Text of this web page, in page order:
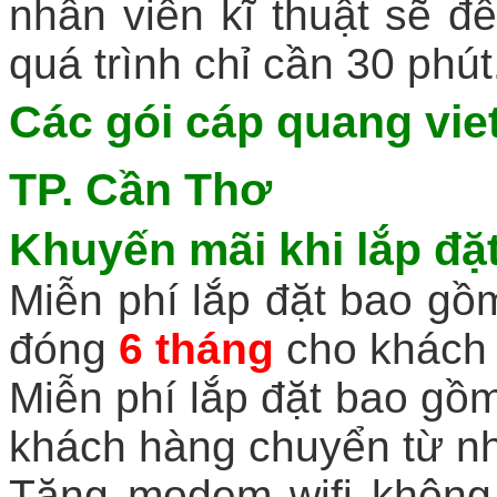
nhân viên kĩ thuật sẽ
quá trình chỉ cần 30
Các gói cáp quang
TP. Cần Thơ
Khuyến mãi khi lắp
Miễn phí lắp đặt bao
đóng 6 tháng cho
Miễn phí lắp đặt bao
khách hàng chuyển từ